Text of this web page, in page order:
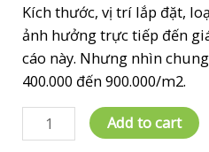
Kích thước, vị trí lắp đặt,
ảnh hưởng trực tiếp đến
cáo này. Nhưng nhìn
400.000 đến 900.000/m2.
bạt
Add to cart